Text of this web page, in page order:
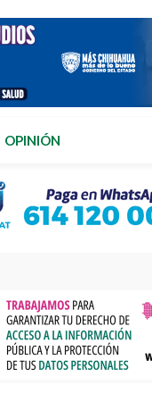
OPINIÓN